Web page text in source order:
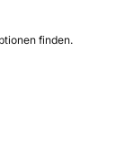
finden.